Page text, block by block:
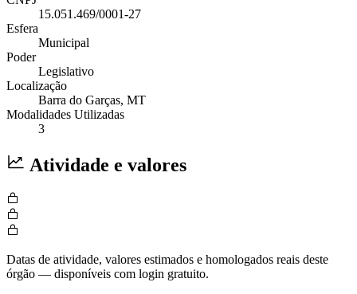
15.051.469/0001-27
Esfera
Municipal
Poder
Legislativo
Localização
Barra do Garças, MT
Modalidades Utilizadas
3
Atividade e valores
Datas de atividade, valores estimados e homologados reais deste
órgão — disponíveis com login gratuito.